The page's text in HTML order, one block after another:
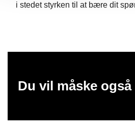
i stedet styrken til at bære dit
Du vil måske